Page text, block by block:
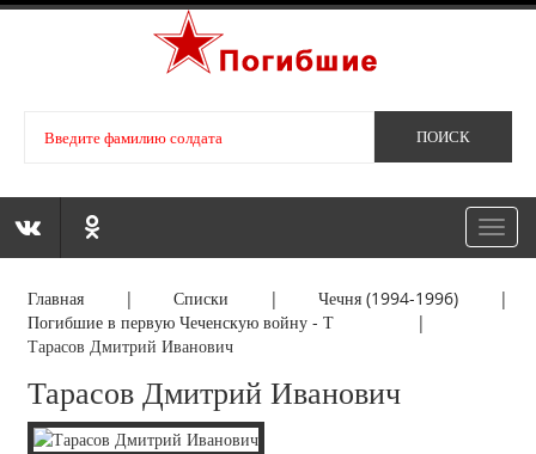
Главная |Списки |Чечня (1994-1996) |
Погибшие в первую Чеченскую войну - Т |
Тарасов Дмитрий Иванович
Тарасов Дмитрий Иванович